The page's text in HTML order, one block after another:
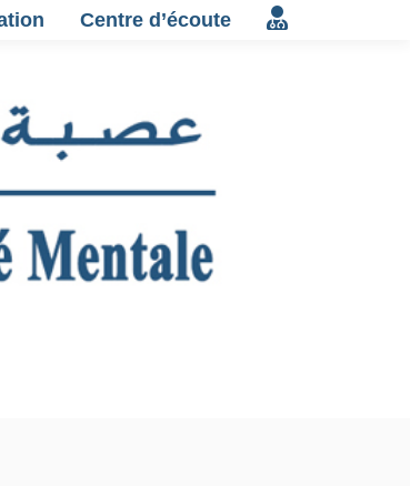
Centre d’écoute